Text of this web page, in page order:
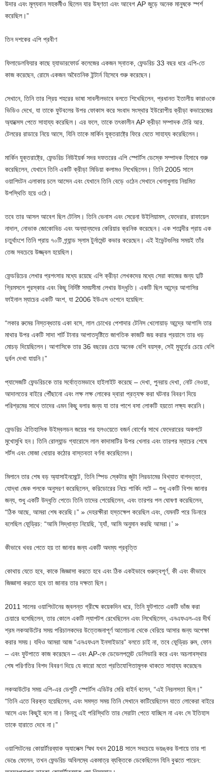
উদার এবং মূল্যবান সহকর্মীও ছিলেন যার উষ্ণতা এবং আবেগ AP জুড়ে অনেক মানুষকে স্পর্শ
করেছিল।”
তিন দশকের এপি প্রবীণ
ফিলাডেলফিয়ার কাছে হ্যাভারফোর্ড কলেজের একজন স্নাতক, ফেন্ডরিচ 33 বছর ধরে এপি-তে
কাজ করেছেন, রোমে একজন অবৈতনিক ইন্টার্ন হিসেবে শুরু করেছেন।
সেখানে, তিনি তার প্রিয় শহরের ভাষা সাবলীলভাবে বলতে শিখেছিলেন, প্রধানত ইতালীয় কারাওকে
ভিডিও দেখে, যা তাকে ফুটবলের উপর ফোকাস করে সংবাদ সংস্থার ইউরোপীয় ক্রীড়া কভারেজের
অ্যাক্সেস পেতে সাহায্য করেছিল। এর ফলে, তাকে তৎকালীন AP ক্রীড়া সম্পাদক টেরি আর.
টেলরের রাডারে নিয়ে আসে, যিনি তাকে মার্কিন যুক্তরাষ্ট্রে ফিরে যেতে সাহায্য করেছিলেন।
মার্কিন যুক্তরাষ্ট্রে, ফেন্ডরিচ নিউইয়র্ক সদর দফতরের এপি স্পোর্টস ডেস্কে সম্পাদক হিসাবে শুরু
করেছিলেন, যেখানে তিনি একটি ক্রীড়া মিডিয়া কলামও লিখেছিলেন। তিনি 2005 সালে
ওয়াশিংটন এলাকায় চলে আসেন এবং যেখানে তিনি বেড়ে ওঠেন সেখানে খেলাধুলায় নিয়মিত
উপস্থিতি হয়ে ওঠে।
তবে তার আসল আবেগ ছিল টেনিস। তিনি ভেনাস এবং সেরেনা উইলিয়ামস, ফেদেরার, রাফায়েল
নাদাল, নোভাক জোকোভিচ এবং অন্যান্যদের কেরিয়ার ক্রনিক করেছেন। এক শতাব্দীর প্রায় এক
চতুর্থাংশে তিনি প্রায় ৭০টি গ্র্যান্ড স্লাম টুর্নামেন্ট কভার করেছেন। এই ইভেন্টগুলির সময়ই তাঁর
তেজ সবচেয়ে উজ্জ্বল হয়েছিল।
ফেন্ডরিচের লেখার প্রশংসার মধ্যে রয়েছে এপি ক্রীড়া লেখকদের মধ্যে সেরা কাজের জন্য দুটি
গ্রিমসলে পুরস্কার এবং কিছু নির্দিষ্ট সময়সীমা লেখার উদ্ধৃতি। একটি ছিল আন্দ্রে আগাসির
ফাইনাল ম্যাচের একটি অংশ, যা 2006 ইউএস ওপেনে হয়েছিল:
“লকার রুমের নিস্তব্ধতায় একা বসে, লাল চোখের পেশাদার টেনিস খেলোয়াড় আন্দ্রে আগাসি তার
মাথার উপর একটি সাদা শার্ট টানার আপাতদৃষ্টিতে জাগতিক কাজটি জয় করার প্রয়াসে তার ধড়
মোচড় দিয়েছিলেন। আগাসিকে তার 36 বছরের চেয়ে অনেক বেশি বয়স্ক, সেই মুহূর্তের চেয়ে বেশি
দুর্বল দেখা যায়নি।”
প্যাসেজটি ফেন্ডরিচকে তার সর্বোত্তমভাবে হাইলাইট করেছে – দেখা, পুনরায় দেখা, নোট নেওয়া,
আদালতের বাইরে পৌঁছানো এবং লক্ষ লক্ষ লোকের দ্বারা প্রত্যক্ষ করা ঘটনার বিবরণ দিয়ে
পরিশ্রমের সাথে তাদের এমন কিছু বলার জন্য যা তার পাশে বসা লোকটি হয়তো লক্ষ্য করেনি।
ফেন্ডরিচ ঐতিহাসিক উইম্বলডন জয়ের পর হলওয়েতে বজর্ন বোর্গের সাথে ফেদেরারের অকপটে
মুখোমুখি হন। তিনি রোল্যান্ড গ্যারোসে লাল কাদামাটির উপর খেলার এবং তারপর ম্যাচের শেষে
শর্টস এবং মোজা ধোয়ার কঠোর বাস্তবতা বর্ণনা করেছিলেন।
মিলানে তার শেষ বড় অ্যাসাইনমেন্টে, তিনি স্পিড স্কেটার জুটা লিরডামের বিখ্যাত বাগদত্তা,
যোদ্ধা জেক পলকে অনুসরণ করেছিলেন, করিডোরের নিচে পার্কিং লটে – শুধু একটি বিশদ জানার
জন্য, শুধু একটি উদ্ধৃতি পেতে৷ তিনি তাদের পেয়েছিলেন, এবং তারপর পল ঘোষণা করেছিলেন,
“ঠিক আছে, আমরা শেষ করেছি।” » দেহরক্ষীরা হস্তক্ষেপ করেছিল এবং, যেমনটি পরে ডিনারে
বলেছিল ফেন্ড্রিচ: “আমি সিদ্ধান্ত নিয়েছি, ‘হ্যাঁ, আমি অনুমান করছি আমরা।’ »
কীভাবে খবর পেতে হয় তা জানার জন্য একটি অদম্য প্রবৃত্তি
কোথায় যেতে হবে, কাকে জিজ্ঞাসা করতে হবে এবং ঠিক একইভাবে গুরুত্বপূর্ণ, কী এবং কীভাবে
জিজ্ঞাসা করতে হবে তা জানার তার দক্ষতা ছিল।
2011 সালের ওয়াশিংটনের জ্বলন্ত গ্রীষ্মে কয়েকদিন ধরে, তিনি ফুটপাতে একটি ভাঁজ করা
চেয়ারে বসেছিলেন, তার কোলে একটি ল্যাপটপ রেখেছিলেন এবং লিখেছিলেন, এনএফএল-এর দীর্ঘ
শ্রম লকআউটের সময় পরিচালকদের উত্তেজনাপূর্ণ আলোচনা থেকে বেরিয়ে আসার জন্য অপেক্ষা
করার সময়। যদিও আমরা আজ “এনএফএল ইনসাইডার” বলতে চাই না, তবে ফেন্ড্রিচ রুম, ফোন
– এবং ফুটপাতে কাজ করেছেন – এবং AP-কে ডেভেলপমেন্ট ডেলিভারি করে এবং অচলাবস্থার
শেষ পরিণতির বিশদ বিবরণ দিয়ে যে কারো মতো প্রতিযোগিতামূলক থাকতে সাহায্য করেছেন৷
লকআউটের সময় এপি-এর ডেপুটি স্পোর্টস এডিটর মেরি বাইর্ন বলেন, “এই নিরলসতা ছিল।”
“তিনি এতে বিরক্ত হয়েছিলেন, এবং সমস্ত সময় তিনি সেখানে কাটিয়েছিলেন যাতে লোকেরা বাইরে
আসে এবং কিছুই বলে না। কিন্তু এই পরিস্থিতি তার সেরাটা পেতে যাচ্ছিল না এবং সে ইতিহাস
তাকে হারাতে দেবে না।”
ওয়াশিংটনের কোয়ার্টারব্যাক অ্যালেক্স স্মিথ যখন 2018 সালে সবচেয়ে ভয়ঙ্কর উপায়ে তার পা
ভেঙে ফেলেন, তখন ফেন্ডরিচ অবিলম্বে একমাত্র ব্যক্তিকে ডেকেছিলেন যিনি বুঝতে পারেন: